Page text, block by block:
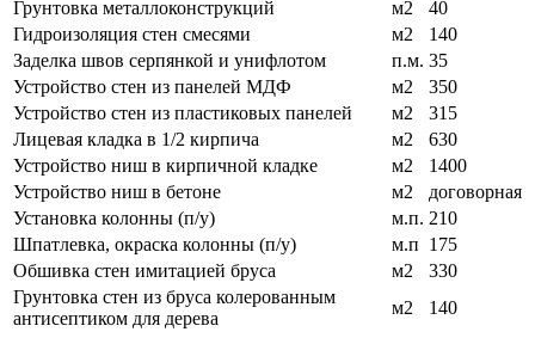
Грунтовка металлоконструкций
м2
40
Гидроизоляция стен смесями
м2
140
Заделка швов серпянкой и унифлотом
п.м. 35
Устройство стен из панелей МДФ
м2
350
Устройство стен из пластиковых панелей
м2
315
Лицевая кладка в 1/2 кирпича
м2
630
Устройство ниш в кирпичной кладке
м2
1400
Устройство ниш в бетоне
м2
договорная
Установка колонны (п/у)
м.п. 210
Шпатлевка, окраска колонны (п/у)
м.п 175
Обшивка стен имитацией бруса
м2
330
Грунтовка стен из бруса колерованным
антисептиком для дерева
м2
140